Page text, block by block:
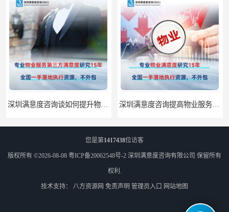
您是第1417438位访客
版权所有 ©2026-08-08 粤ICP备20062548号-2 深圳满意度咨询有限公司 保留所有
权利.
技术支持： 八方资源网 免责声明 管理员入口 网站地图